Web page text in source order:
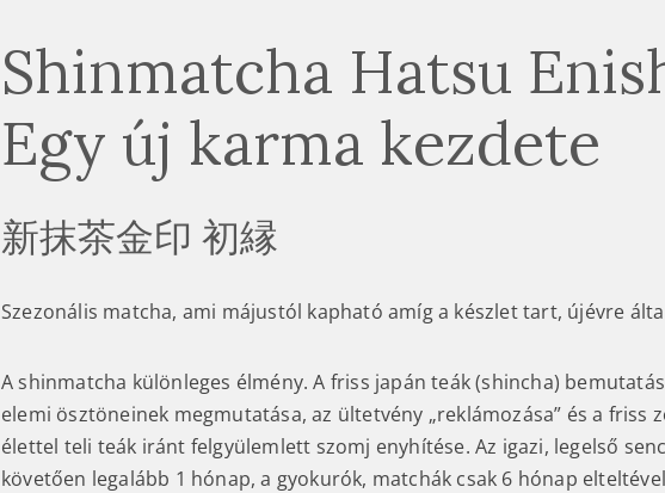
Shinmatcha Hatsu
Egy új karma kezdete
新抹茶金印 初縁
Szezonális matcha, ami májustól kapható amíg a készlet tart, újévre
A shinmatcha különleges élmény. A friss japán teák (shincha)
elemi ösztöneinek megmutatása, az ültetvény „reklámozása” és a friss
élettel teli teák iránt felgyülemlett szomj enyhítése. Az igazi, legelső
követően legalább 1 hónap, a gyokurók, matchák csak 6 hónap